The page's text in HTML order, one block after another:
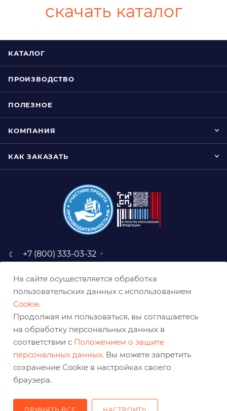
скачать каталог
КАТАЛОГ
ПРОИЗВОДСТВО
ПОЛЕЗНОЕ
КОМПАНИЯ
КАК ЗАКАЗАТЬ
+7 (800) 333-03-32
baz@belabraziv.ru
308009, Россия, г. Белгород,
На сайте осуществляется обработка
пользовательских данных с использованием
Cookie.
Продолжая им пользоваться, вы соглашаетесь
на обработку персональных данных в
соответствии с Положением о защите
персональных данных. Вы можете запретить
сохранение Cookie в настройках своего
браузера.